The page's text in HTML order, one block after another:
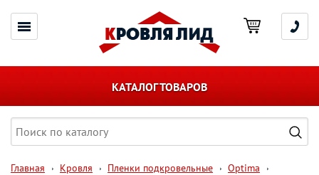
КАТАЛОГ ТОВАРОВ
Главная Кровля Пленки подкровельные
Optima